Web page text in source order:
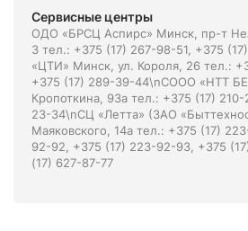
Сервисные центры
ОДО «БРСЦ Аспирс» Минск, пр-т
3 тел.: +375 (17) 267-98-51, +375
«ЦТИ» Минск, ул. Короля, 26 тел.:
+375 (17) 289-39-44\nСООО «НТТ
Кропоткина, 93а тел.: +375 (17)
23-34\nСЦ «Летта» (ЗАО
Маяковского, 14а тел.: +375 (17)
92-92, +375 (17) 223-92-93, +375
(17) 627-87-77